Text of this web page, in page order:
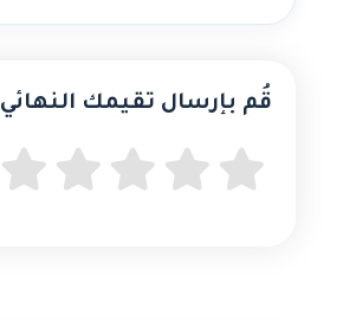
قُم بإرسال تقيمك النهائي